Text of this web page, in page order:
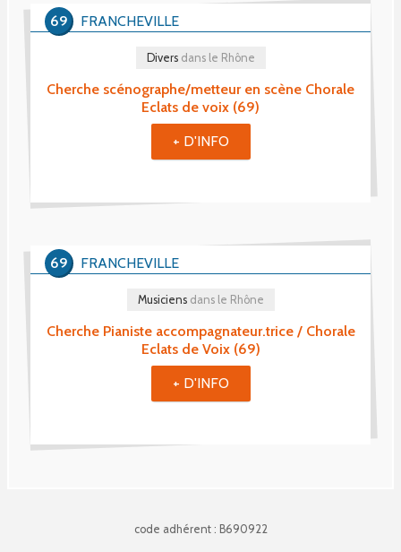
Cherche scénographe/metteur en scène Chorale
Eclats de voix (69)
Diversdans le Rhône
FRANCHEVILLE
69
+ D'INFO
Cherche Pianiste accompagnateur.trice / Chorale
Eclats de Voix (69)
Musiciensdans le Rhône
FRANCHEVILLE
69
+ D'INFO
code adhérent : B690922